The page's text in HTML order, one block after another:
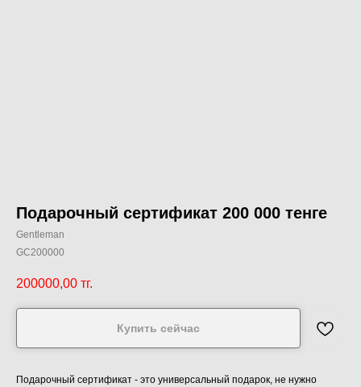
Подарочный сертификат 200 000 тенге
Gentleman
GC200000
200000,00 тг.
Купить сейчас
Подарочный сертификат - это универсальный подарок, не нужно